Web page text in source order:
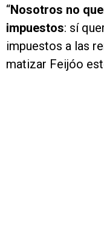
“Nosotros no
impuestos: sí
impuestos a las
matizar Feijóo